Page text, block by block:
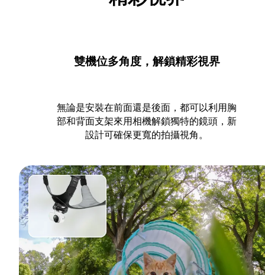
雙機位多角度，解鎖精彩視界
無論是安裝在前面還是後面，都可以利用胸
部和背面支架來用相機解鎖獨特的鏡頭，新
設計可確保更寬的拍攝視角。